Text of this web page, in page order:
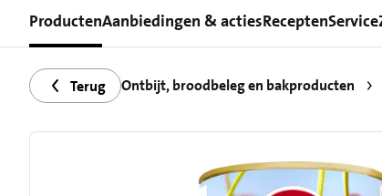
ProductenAanbiedingen & actiesReceptenService
Terug Ontbijt, broodbeleg en bakproducten